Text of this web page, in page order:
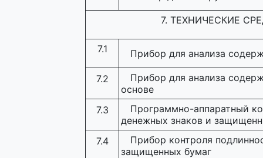
7. ТЕХНИЧЕСКИЕ
7.1 Прибор для анализа
7.2
Прибор для анализа
основе
7.3
Программно-аппаратный
денежных знаков и
7.4
Прибор контроля
защищенных бумаг